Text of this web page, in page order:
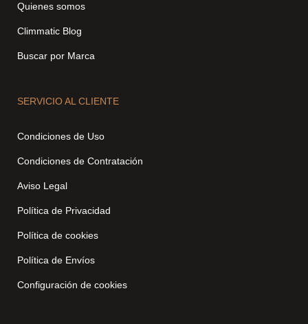
Quienes somos
Climmatic Blog
Buscar por Marca
SERVICIO AL CLIENTE
Condiciones de Uso
Condiciones de Contratación
Aviso Legal
Política de Privacidad
Política de cookies
Política de Envíos
Configuración de cookies